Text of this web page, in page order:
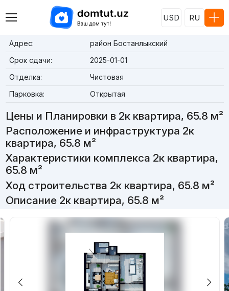
USD RU
Адрес:
район Бостанлыкский
Срок сдачи:
2025-01-01
Отделка:
Чистовая
Парковка:
Открытая
Цены и Планировки в 2к квартира, 65.8 м²
Расположение и инфраструктура 2к
квартира, 65.8 м²
Характеристики комплекса 2к квартира,
65.8 м²
Ход строительства 2к квартира, 65.8 м²
Описание 2к квартира, 65.8 м²